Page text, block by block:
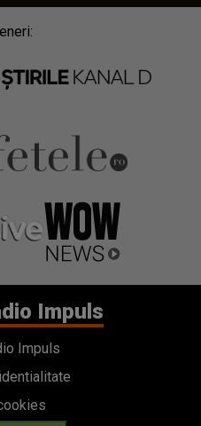
Impuls
Impuls